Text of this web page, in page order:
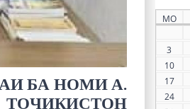
БА НОМИ А.
MO
3
10
17
24